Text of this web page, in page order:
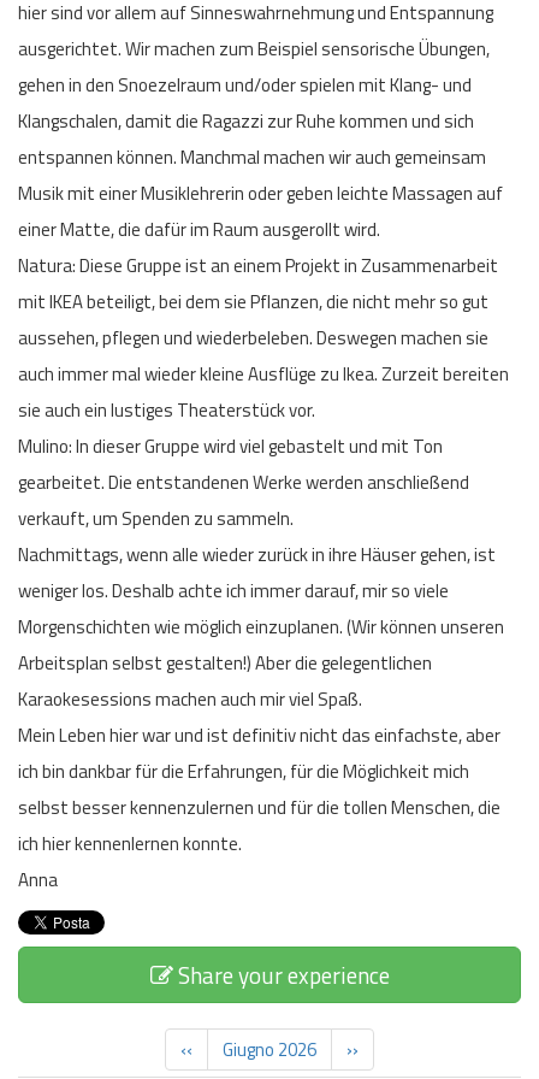
hier sind vor allem auf Sinneswahrnehmung und Entspannung
ausgerichtet. Wir machen zum Beispiel sensorische Übungen,
gehen in den Snoezelraum und/oder spielen mit Klang- und
Klangschalen, damit die Ragazzi zur Ruhe kommen und sich
entspannen können. Manchmal machen wir auch gemeinsam
Musik mit einer Musiklehrerin oder geben leichte Massagen auf
einer Matte, die dafür im Raum ausgerollt wird.
Natura: Diese Gruppe ist an einem Projekt in Zusammenarbeit
mit IKEA beteiligt, bei dem sie Pflanzen, die nicht mehr so gut
aussehen, pflegen und wiederbeleben. Deswegen machen sie
auch immer mal wieder kleine Ausflüge zu Ikea. Zurzeit bereiten
sie auch ein lustiges Theaterstück vor.
Mulino: In dieser Gruppe wird viel gebastelt und mit Ton
gearbeitet. Die entstandenen Werke werden anschließend
verkauft, um Spenden zu sammeln.
Nachmittags, wenn alle wieder zurück in ihre Häuser gehen, ist
weniger los. Deshalb achte ich immer darauf, mir so viele
Morgenschichten wie möglich einzuplanen. (Wir können unseren
Arbeitsplan selbst gestalten!) Aber die gelegentlichen
Karaokesessions machen auch mir viel Spaß.
Mein Leben hier war und ist definitiv nicht das einfachste, aber
ich bin dankbar für die Erfahrungen, für die Möglichkeit mich
selbst besser kennenzulernen und für die tollen Menschen, die
ich hier kennenlernen konnte.
Anna
Share your experience
‹‹ Giugno 2026
››